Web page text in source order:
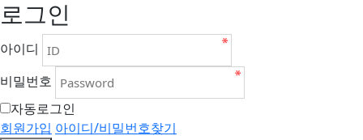
로그인
아이디
비밀번호
자동로그인
회원가입 아이디/비밀번호찾기